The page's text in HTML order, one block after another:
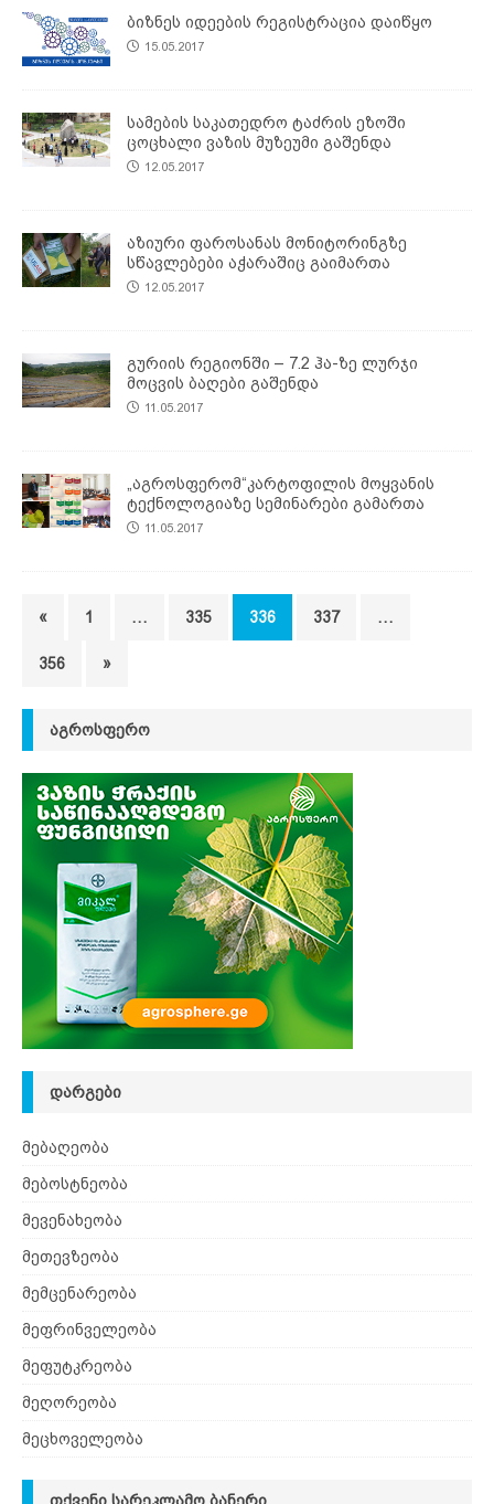
ბიზნეს იდეების რეგისტრაცია დაიწყო
15.05.2017
სამების საკათედრო ტაძრის ეზოში
ცოცხალი ვაზის მუზეუმი გაშენდა
12.05.2017
აზიური ფაროსანას მონიტორინგზე
სწავლებები აჭარაშიც გაიმართა
12.05.2017
გურიის რეგიონში – 7.2 ჰა-ზე ლურჯი
მოცვის ბაღები გაშენდა
11.05.2017
„აგროსფერომ“კარტოფილის მოყვანის
ტექნოლოგიაზე სემინარები გამართა
11.05.2017
« 1 … 335 336 337 …
356 »
ᲐᲒᲠᲝᲡᲤᲔᲠᲝ
ᲓᲐᲠᲒᲔᲑᲘ
მებაღეობა
მებოსტნეობა
მევენახეობა
მეთევზეობა
მემცენარეობა
მეფრინველეობა
მეფუტკრეობა
მეღორეობა
მეცხოველეობა